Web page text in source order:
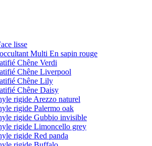
lisse
Multi En sapin rouge
Chêne Verdi
Chêne Liverpool
Chêne Lily
Chêne Daisy
rigide Arezzo naturel
rigide Palermo oak
rigide Gubbio invisible
rigide Limoncello grey
rigide Red panda